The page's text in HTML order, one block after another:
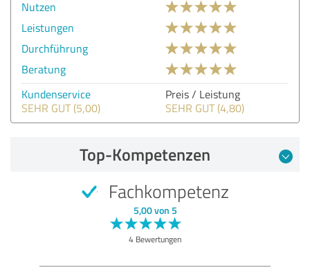
Nutzen
Leistungen
Durchführung
Beratung
Kundenservice
SEHR GUT (5,00)
Preis / Leistung
SEHR GUT (4,80)
Top-Kompetenzen
Fachkompetenz
5,00 von 5
4 Bewertungen